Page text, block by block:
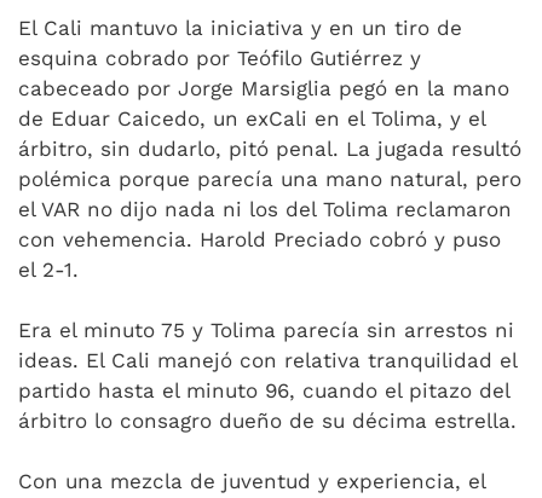
El Cali mantuvo la iniciativa y en un tiro de
esquina cobrado por Teófilo Gutiérrez y
cabeceado por Jorge Marsiglia pegó en la mano
de Eduar Caicedo, un exCali en el Tolima, y el
árbitro, sin dudarlo, pitó penal. La jugada resultó
polémica porque parecía una mano natural, pero
el VAR no dijo nada ni los del Tolima reclamaron
con vehemencia. Harold Preciado cobró y puso
el 2-1.
Era el minuto 75 y Tolima parecía sin arrestos ni
ideas. El Cali manejó con relativa tranquilidad el
partido hasta el minuto 96, cuando el pitazo del
árbitro lo consagro dueño de su décima estrella.
Con una mezcla de juventud y experiencia, el